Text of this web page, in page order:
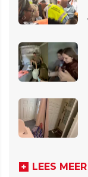
LEES MEER